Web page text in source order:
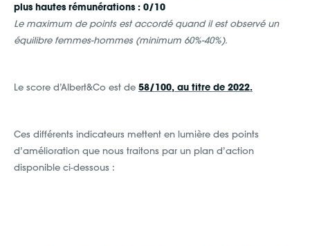
plus hautes rémunérations : 0/10
Le maximum de points est accordé quand il est observé un
équilibre femmes-hommes (minimum 60%-40%).
Le score d’Albert&Co est de 58/100, au titre de 2022.
Ces différents indicateurs mettent en lumière des points
d’amélioration que nous traitons par un plan d’action
disponible ci-dessous :